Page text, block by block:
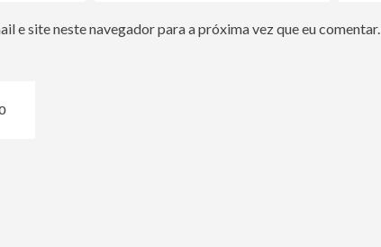
e site neste navegador para a próxima vez que eu comentar.